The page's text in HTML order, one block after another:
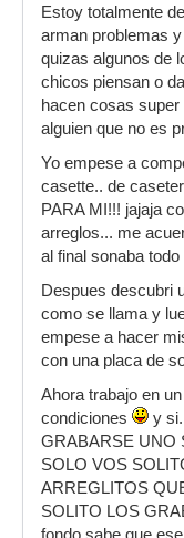
Estoy totalmente
arman problemas
quizas algunos de
chicos piensan o
hacen cosas
alguien que no es
Yo empese a
casette.. de
PARA MI!!! jajaja
arreglos... me
al final sonaba
Despues descubri
como se llama y
empese a hacer
con una placa de
Ahora trabajo en
condiciones
y
GRABARSE UNO
SOLO VOS
ARREGLITOS
SOLITO LOS